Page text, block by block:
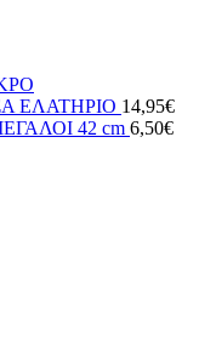
ΕΛΑΤΗΡΙΟ 14,95€
42 cm 6,50€